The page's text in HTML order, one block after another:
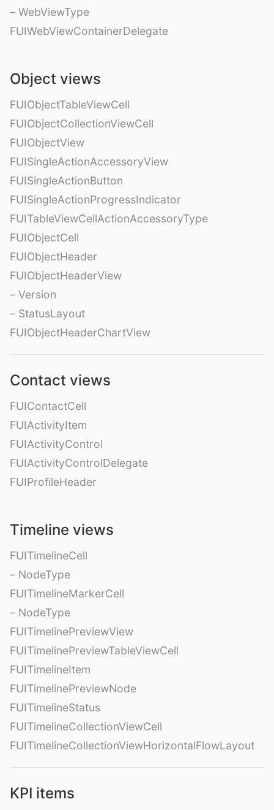
– WebViewType
FUIWebViewContainerDelegate
Object views
FUIObjectTableViewCell
FUIObjectCollectionViewCell
FUIObjectView
FUISingleActionAccessoryView
FUISingleActionButton
FUISingleActionProgressIndicator
FUITableViewCellActionAccessoryType
FUIObjectCell
FUIObjectHeader
FUIObjectHeaderView
– Version
– StatusLayout
FUIObjectHeaderChartView
Contact views
FUIContactCell
FUIActivityItem
FUIActivityControl
FUIActivityControlDelegate
FUIProfileHeader
Timeline views
FUITimelineCell
– NodeType
FUITimelineMarkerCell
– NodeType
FUITimelinePreviewView
FUITimelinePreviewTableViewCell
FUITimelineItem
FUITimelinePreviewNode
FUITimelineStatus
FUITimelineCollectionViewCell
FUITimelineCollectionViewHorizontalFlowLayout
KPI items